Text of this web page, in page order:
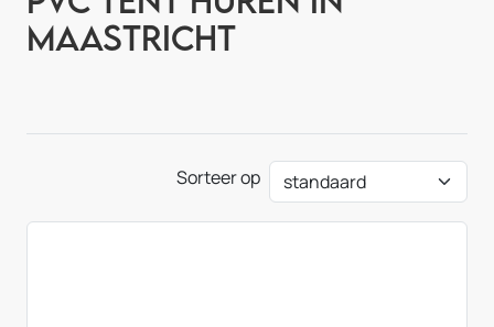
Maastricht
Sorteer op